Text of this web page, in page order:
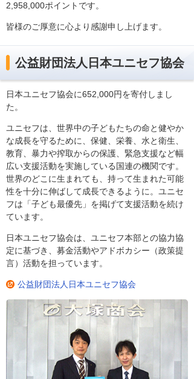
2,958,000ポイントです。
皆様のご厚意に心より感謝申し上げます。
公益財団法人日本ユニセフ協会
日本ユニセフ協会に652,000円を寄付しまし
た。
ユニセフは、世界中の子どもたちの命と健やか
な成長を守るために、保健、栄養、水と衛生、
教育、暴力や搾取からの保護、緊急支援など幅
広い支援活動を実施している国連の機関です。
世界のどこに生まれても、持って生まれた可能
性を十分に伸ばして成長できるように。ユニセ
フは「子ども最優先」を掲げて支援活動を続け
ています。
日本ユニセフ協会は、ユニセフ本部との協力協
定に基づき、募金活動やアドボカシー（政策提
言）活動を担っています。
公益財団法人日本ユニセフ協会